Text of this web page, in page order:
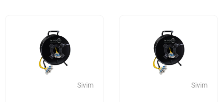
Sivim
Sivim